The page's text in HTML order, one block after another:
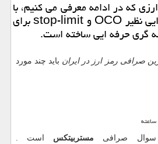
كه در ادامه معرفی می كنیم، با
داشتن ابزارهای حرفه ایی نظیر OCO و stop-limit برای
گری حرفه ایی ساخته است.
صرافی رمز ارز در ایران باید چند مورد
صرافی مستربیتکس است .